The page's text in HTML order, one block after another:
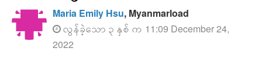
Maria Emily Hsu, Myanmarload
လွန်ခဲ့သော ၃ နှစ် က 11:09 December 24,
2022